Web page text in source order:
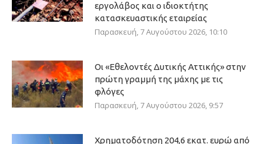
εργολάβος και ο ιδιοκτήτης
κατασκευαστικής εταιρείας
Παρασκευή, 7 Αυγούστου 2026, 10:10
Οι «Εθελοντές Δυτικής Αττικής» στην
πρώτη γραμμή της μάχης με τις
φλόγες
Παρασκευή, 7 Αυγούστου 2026, 9:57
Χρηματοδότηση 204,6 εκατ. ευρώ από